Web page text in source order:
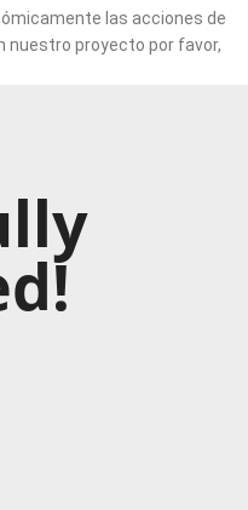
las acciones de
nuestro proyecto por favor,